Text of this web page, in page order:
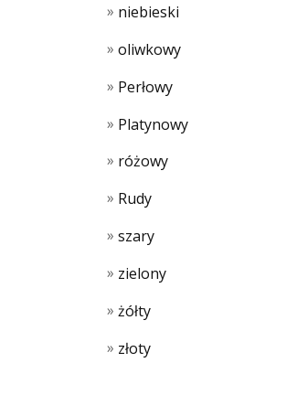
niebieski
oliwkowy
Perłowy
Platynowy
różowy
Rudy
szary
zielony
żółty
złoty